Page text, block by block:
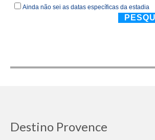
Destino Provence